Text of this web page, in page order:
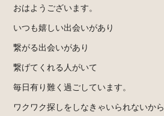
おはようございます。
いつも嬉しい出会いがあり
繋がる出会いがあり
繋げてくれる人がいて
毎日有り難く過ごしています。
ワクワク探しをしなきゃいられないから